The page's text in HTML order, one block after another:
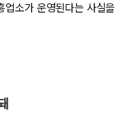
업소가 운영된다는 사실을